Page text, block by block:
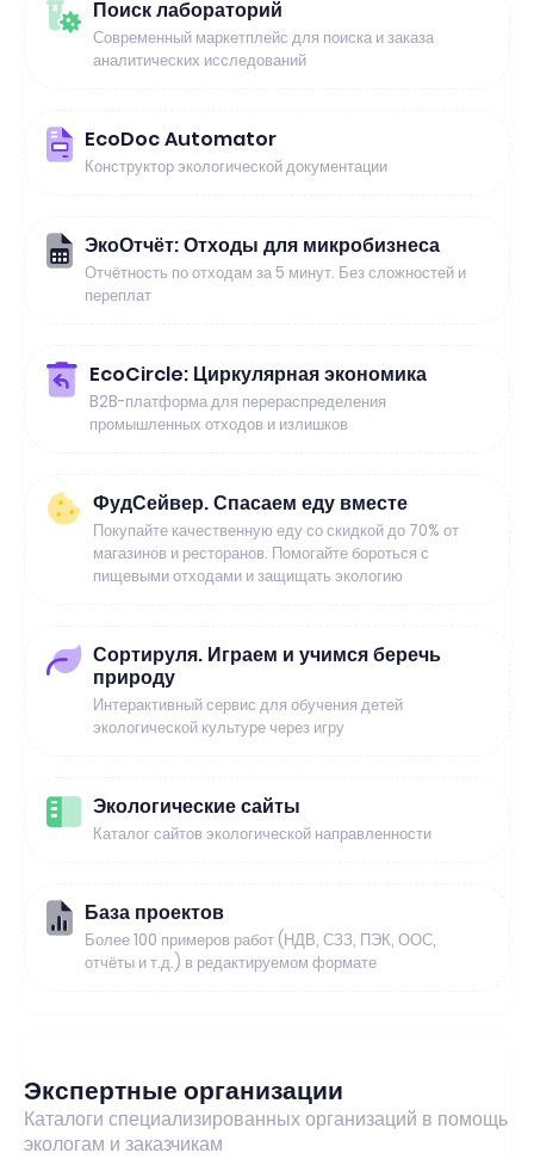
Поиск лабораторий
Современный маркетплейс для поиска и заказа
аналитических исследований
EcoDoc Automator
Конструктор экологической документации
ЭкоОтчёт: Отходы для микробизнеса
Отчётность по отходам за 5 минут. Без сложностей и
переплат
EcoCircle: Циркулярная экономика
B2B-платформа для перераспределения
промышленных отходов и излишков
ФудСейвер. Спасаем еду вместе
Покупайте качественную еду со скидкой до 70% от
магазинов и ресторанов. Помогайте бороться с
пищевыми отходами и защищать экологию
Сортируля. Играем и учимся беречь
природу
Интерактивный сервис для обучения детей
экологической культуре через игру
Экологические сайты
Каталог сайтов экологической направленности
База проектов
Более 100 примеров работ (НДВ, СЗЗ, ПЭК, ООС,
отчёты и т.д.) в редактируемом формате
Экспертные организации
Каталоги специализированных организаций в помощь
экологам и заказчикам